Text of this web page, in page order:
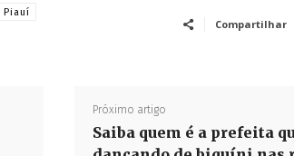
Piauí
Compartilhar
Próximo artigo
Saiba quem é a prefeita